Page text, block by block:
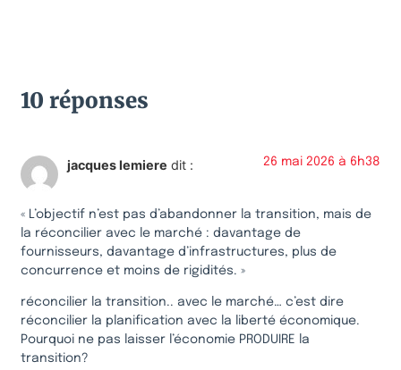
10 réponses
jacques lemiere dit : 26 mai 2026 à 6h38
« L’objectif n’est pas d’abandonner la transition, mais de
la réconcilier avec le marché : davantage de
fournisseurs, davantage d’infrastructures, plus de
concurrence et moins de rigidités. »
réconcilier la transition.. avec le marché… c’est dire
réconcilier la planification avec la liberté économique.
Pourquoi ne pas laisser l’économie PRODUIRE la
transition?